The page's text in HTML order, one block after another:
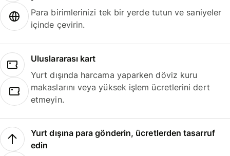
Para birimlerinizi tek bir yerde tutun ve saniyeler
içinde çevirin.
Uluslararası kart
Yurt dışında harcama yaparken döviz kuru
makaslarını veya yüksek işlem ücretlerini dert
etmeyin.
Yurt dışına para gönderin, ücretlerden tasarruf
edin